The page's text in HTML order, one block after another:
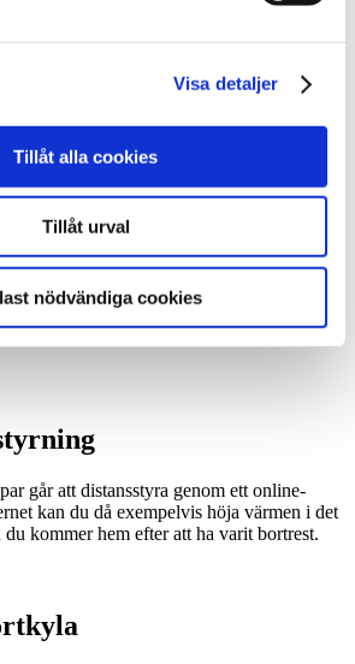
Visa detaljer
Tillåt alla cookies
Tillåt urval
nödvändiga cookies
beror naturligtvis på hur stora
att göra. Här hjälper vi dig gärna att
ska inte väsnas så att den stör
provlyssna en installerad anläggning så
går att distansstyra genom ett online-
kan du då exempelvis höja värmen i det
du kommer hem efter att ha varit bortrest.